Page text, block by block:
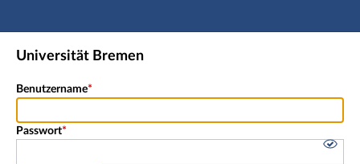
Hauptnavigation
Shibboleth Login
Universität Bremen
Benutzername
Passwort